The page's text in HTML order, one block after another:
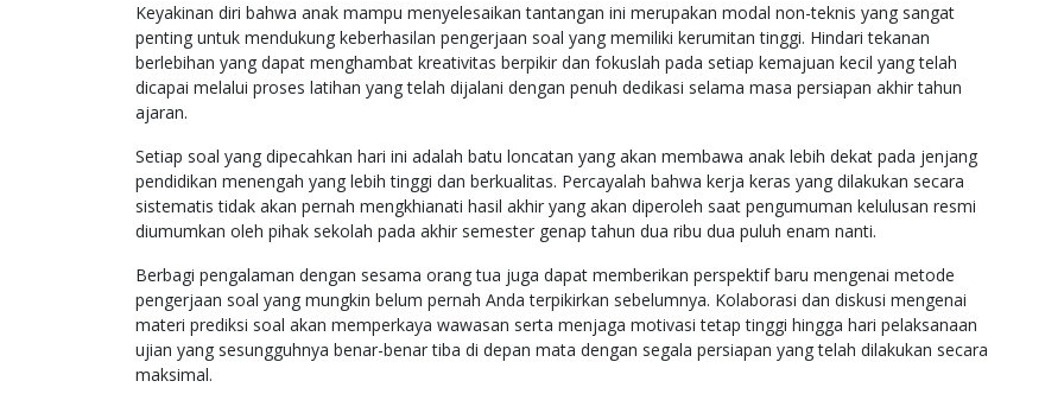
Keyakinan diri bahwa anak mampu menyelesaikan tantangan ini merupakan modal non-teknis yang sangat
penting untuk mendukung keberhasilan pengerjaan soal yang memiliki kerumitan tinggi. Hindari tekanan
berlebihan yang dapat menghambat kreativitas berpikir dan fokuslah pada setiap kemajuan kecil yang telah
dicapai melalui proses latihan yang telah dijalani dengan penuh dedikasi selama masa persiapan akhir tahun
ajaran.
Setiap soal yang dipecahkan hari ini adalah batu loncatan yang akan membawa anak lebih dekat pada jenjang
pendidikan menengah yang lebih tinggi dan berkualitas. Percayalah bahwa kerja keras yang dilakukan secara
sistematis tidak akan pernah mengkhianati hasil akhir yang akan diperoleh saat pengumuman kelulusan resmi
diumumkan oleh pihak sekolah pada akhir semester genap tahun dua ribu dua puluh enam nanti.
Berbagi pengalaman dengan sesama orang tua juga dapat memberikan perspektif baru mengenai metode
pengerjaan soal yang mungkin belum pernah Anda terpikirkan sebelumnya. Kolaborasi dan diskusi mengenai
materi prediksi soal akan memperkaya wawasan serta menjaga motivasi tetap tinggi hingga hari pelaksanaan
ujian yang sesungguhnya benar-benar tiba di depan mata dengan segala persiapan yang telah dilakukan secara
maksimal.